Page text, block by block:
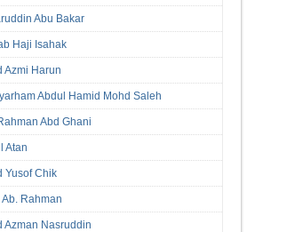
Abu Bakar
Haji Isahak
Azmi Harun
Abdul Hamid Mohd Saleh
Abd Ghani
Atan
Yusof Chik
Rahman
Azman Nasruddin